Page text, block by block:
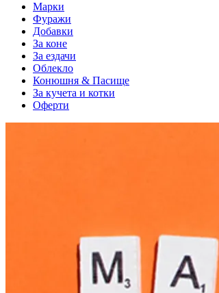
Марки
Фуражи
Добавки
За коне
За ездачи
Облекло
Конюшня & Пасище
За кучета и котки
Оферти